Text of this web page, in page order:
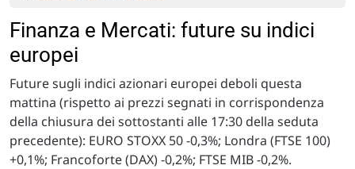
Finanza e Mercati: future su indici
europei
Future sugli indici azionari europei deboli questa
mattina (rispetto ai prezzi segnati in corrispondenza
della chiusura dei sottostanti alle 17:30 della seduta
precedente): EURO STOXX 50 -0,3%; Londra (FTSE 100)
+0,1%; Francoforte (DAX) -0,2%; FTSE MIB -0,2%.